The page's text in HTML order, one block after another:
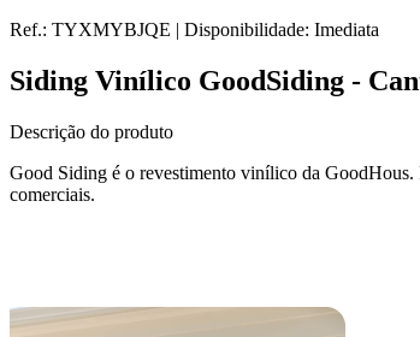
Ref.: TYXMYBJQE | Disponibilidade: Imediata
Siding Vinílico GoodSiding -
Descrição do produto
Good Siding é o revestimento vinílico da GoodHous.
comerciais.